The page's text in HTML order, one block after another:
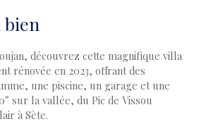
découvrez cette magnifique villa
rénovée en 2023, offrant des
une piscine, un garage et une
sur la vallée, du Pic de Vissou
à Sète.